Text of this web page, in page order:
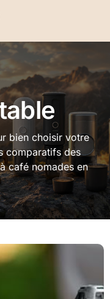
bien choisir votre
comparatifs des
café nomades en